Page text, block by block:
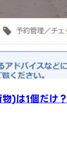
)は1個だけ